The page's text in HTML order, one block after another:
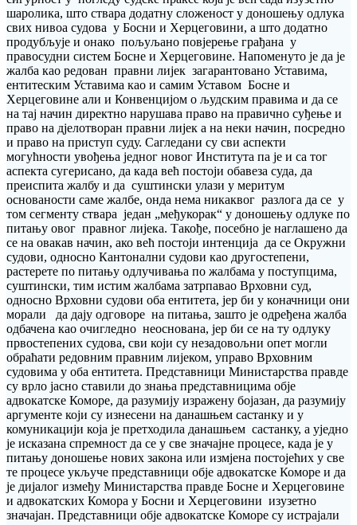
шаролика, што ствара додатну сложеност у доношењу одлука
свих нивоа судова у Босни и Херцеговини, а што додатно
продубљује и онако пољуљано повјерење грађана у
правосудни систем Босне и Херцеговине. Напоменуто је да је
жалба као редован правни лијек загарантовано Уставима,
ентитеским Уставима као и самим Уставом Босне и
Херцеговине али и Конвенцијом о људским правима и да се
на тај начин директно нарушава право на правично суђење и
право на дјелотворан правни лијек а на неки начин, посредно
и право на приступ суду. Сагледани су сви аспекти
могућности увођења једног новог Института па је и са тог
аспекта сугерисано, да када већ постоји обавеза суда, да
преиспита жалбу и да суштински улази у меритум
основаности саме жалбе, онда нема никаквог разлога да се у
том сегменту ствара један „међукорак“ у доношењу одлуке по
питању овог правног лијека. Такође, посебно је наглашено да
се на овакав начин, ако већ постоји интенција да се Окружни
судови, односно Кантонални судови као другостепени,
растерете по питању одлучивања по жалбама у поступцима,
суштински, тим истим жалбама затрпавао Врховни суд,
односно Врховни судови оба ентитета, јер би у коначници они
морали да дају одговоре на питања, зашто је одређена жалба
одбачена као очигледно неоснована, јер би се на ту одлуку
првостепених судова, сви који су незадовољни опет могли
обраћати редовним правним лијеком, управо Врховним
судовима у оба ентитета. Представници Министарства правде
су врло јасно ставили до знања представницима обје
адвокатске Коморе, да разумију изражену бојазан, да разумију
аргументе који су изнесени на данашњем састанку и у
комуникацији која је претходила данашњем састанку, а уједно
је исказана спремност да се у све значајне процесе, када је у
питању доношење нових закона или измјена постојећих у све
те процесе укључе представници обје адвокатске Коморе и да
је дијалог између Министарства правде Босне и Херцеговине
и адвокатских Комора у Босни и Херцеговини изузетно
значајан. Представници обје адвокатске Коморе су истрајали